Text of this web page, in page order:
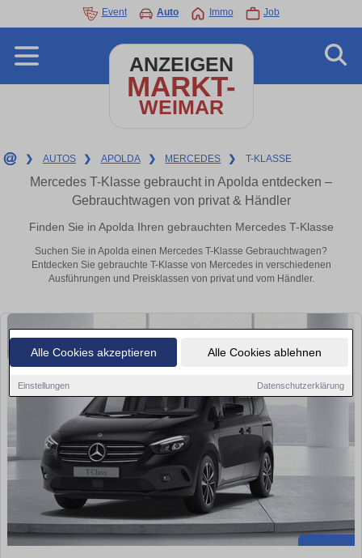
Alle Cookies akzeptieren Alle Cookies ablehnen
Einstellungen Datenschutzerklärung
Event Auto Immo Job
ANZEIGEN
MARKT-
WEIMAR
❯ AUTOS ❯ APOLDA ❯ MERCEDES ❯ T-KLASSE
Mercedes T-Klasse gebraucht in Apolda entdecken –
Gebrauchtwagen von privat & Händler
Finden Sie in Apolda Ihren gebrauchten Mercedes T-Klasse
Suchen Sie in Apolda einen Mercedes T-Klasse Gebrauchtwagen?
Entdecken Sie gebrauchte T-Klasse von Mercedes in verschiedenen
Ausführungen und Preisklassen von privat und vom Händler.